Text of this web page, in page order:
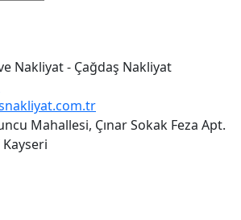
Mahallesi, Çınar Sokak Feza Apt.